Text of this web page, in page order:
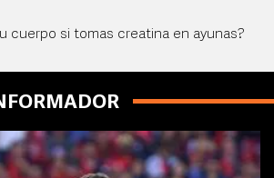
cuerpo si tomas creatina en ayunas?